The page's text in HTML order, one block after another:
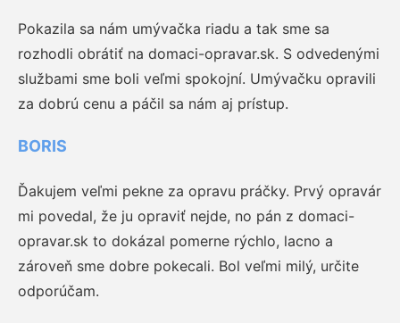
Pokazila sa nám umývačka riadu a tak sme sa
rozhodli obrátiť na domaci-opravar.sk. S odvedenými
službami sme boli veľmi spokojní. Umývačku opravili
za dobrú cenu a páčil sa nám aj prístup.
BORIS
Ďakujem veľmi pekne za opravu práčky. Prvý opravár
mi povedal, že ju opraviť nejde, no pán z domaci-
opravar.sk to dokázal pomerne rýchlo, lacno a
zároveň sme dobre pokecali. Bol veľmi milý, určite
odporúčam.